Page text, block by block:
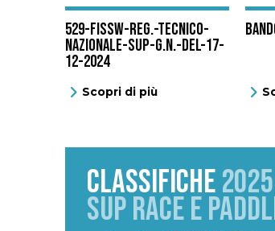
529-FISSW-Reg.-Tecnico-
Nazionale-SUP-G.N.-del-17-
12-2024
Scopri di più
CLASSIFICHE2025
SUP RACE E